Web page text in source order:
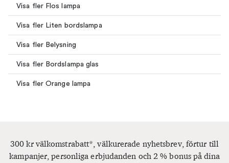
Visa fler Flos lampa
Visa fler Liten bordslampa
Visa fler Belysning
Visa fler Bordslampa glas
Visa fler Orange lampa
300 kr välkomstrabatt*, välkurerade nyhetsbrev, förtur till
kampanjer, personliga erbjudanden och 2 % bonus på dina